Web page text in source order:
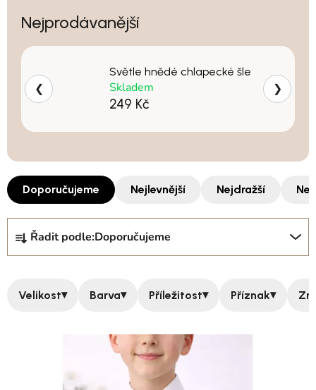
Nejprodávanější
Světle hnědé chlapecké šle
Skladem
249 Kč
❮ ❯
Doporučujeme Nejlevnější Nejdražší
Řazení produktů
Řadit podle:Doporučujeme
Velikost▾ Barva▾ Příležitost▾ Příznak▾